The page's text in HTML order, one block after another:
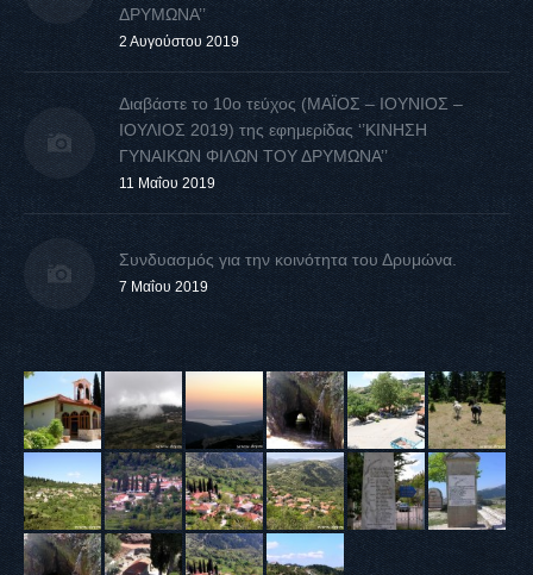
ΔΡΥΜΩΝΑ’’
2 Αυγούστου 2019
Διαβάστε το 10ο τεύχος (ΜΑΪΟΣ – ΙΟΥΝΙΟΣ –
ΙΟΥΛΙΟΣ 2019) της εφημερίδας ‘’ΚΙΝΗΣΗ
ΓΥΝΑΙΚΩΝ ΦΙΛΩΝ ΤΟΥ ΔΡΥΜΩΝΑ’’
11 Μαΐου 2019
Συνδυασμός για την κοινότητα του Δρυμώνα.
7 Μαΐου 2019